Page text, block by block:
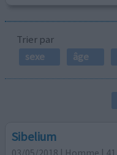
Trier par
sexe
âge
Sibelium
03/05/2018 | Homme | 41